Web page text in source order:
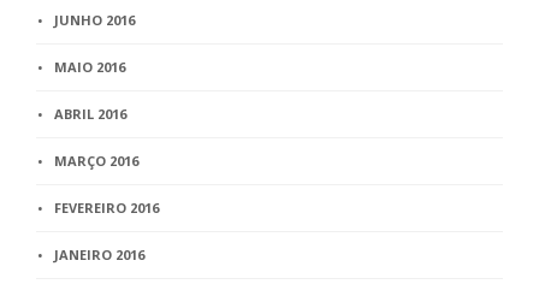
JUNHO 2016
MAIO 2016
ABRIL 2016
MARÇO 2016
FEVEREIRO 2016
JANEIRO 2016